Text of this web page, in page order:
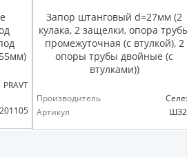
PRAVT
Запор штанговый d=27мм (2
кулака, 2 защелки, опора
промежуточная (с втулкой), 2
опоры трубы двойные (с
втулками))
Производитель
Артикул